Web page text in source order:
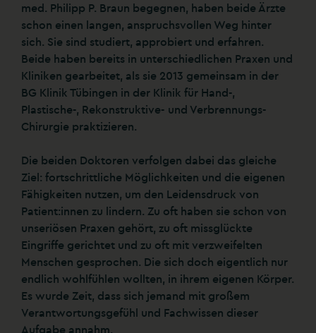
med. Philipp P. Braun begegnen, haben beide Ärzte
schon einen langen, anspruchsvollen Weg hinter
sich. Sie sind studiert, approbiert und erfahren.
Beide haben bereits in unterschiedlichen Praxen und
Kliniken gearbeitet, als sie 2013 gemeinsam in der
BG Klinik Tübingen in der Klinik für Hand-,
Plastische-, Rekonstruktive- und Verbrennungs-
Chirurgie praktizieren.
Die beiden Doktoren verfolgen dabei das gleiche
Ziel: fortschrittliche Möglichkeiten und die eigenen
Fähigkeiten nutzen, um den Leidensdruck von
Patient:innen zu lindern. Zu oft haben sie schon von
unseriösen Praxen gehört, zu oft missglückte
Eingriffe gerichtet und zu oft mit verzweifelten
Menschen gesprochen. Die sich doch eigentlich nur
endlich wohlfühlen wollten, in ihrem eigenen Körper.
Es wurde Zeit, dass sich jemand mit großem
Verantwortungsgefühl und Fachwissen dieser
Aufgabe annahm.